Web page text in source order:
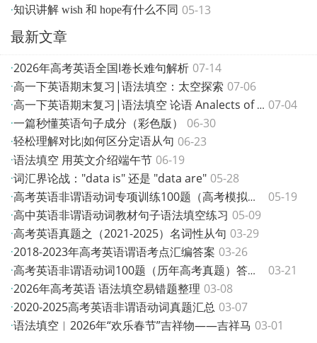
·知识讲解 wish 和 hope有什么不同 05-13
最新文章
·2026年高考英语全国I卷长难句解析 07-14
·高一下英语期末复习|语法填空：太空探索 07-06
· 高一下英语期末复习|语法填空 论语 Analects of Con 07-04
·一篇秒懂英语句子成分（彩色版） 06-30
·轻松理解对比|如何区分定语从句 06-23
·语法填空 用英文介绍端午节 06-19
·词汇界论战："data is" 还是 "data are" 05-28
· 高考英语非谓语动词专项训练100题（高考模拟题） 05-19
·高中英语非谓语动词教材句子语法填空练习 05-09
·高考英语真题之（2021-2025）名词性从句 03-29
·2018-2023年高考英语谓语考点汇编答案 03-26
· 高考英语非谓语动词100题（历年高考真题）答案版 03-21
·2026年高考英语 语法填空易错题整理 03-08
·2020-2025高考英语非谓语动词真题汇总 03-07
·语法填空︱2026年“欢乐春节”吉祥物——吉祥马 03-01